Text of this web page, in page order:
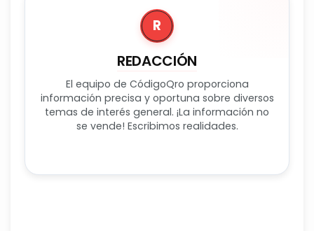
R
REDACCIÓN
El equipo de CódigoQro proporciona
información precisa y oportuna sobre diversos
temas de interés general. ¡La información no
se vende! Escribimos realidades.